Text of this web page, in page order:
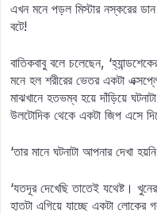
এখন মনে পড়ল মিস্টার নস্করের
বটে!
বাতিকবাবু বলে চলেছেন,
মনে হল শরীরের ভেতর একটা
মাঝখানে হতভম্ব হয়ে দাঁড়িয়ে
উলটোদিক থেকে একটা জিপ এসে
‘তার মানে ঘটনাটা আপনার দেখা
‘যতদূর দেখেছি তাতেই যথেষ্ট।
হাতটা এগিয়ে যাচ্ছে একটা লোকের